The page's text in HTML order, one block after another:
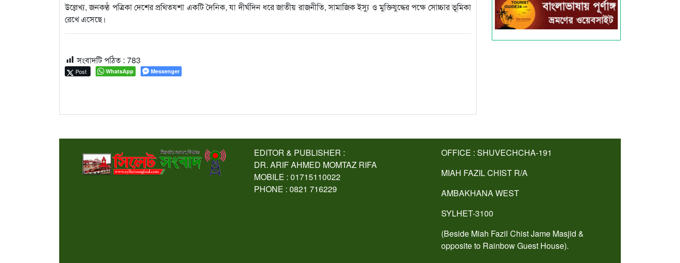
উল্লেখ্য, জনকণ্ঠ পত্রিকা দেশের প্রথিতযশা একটি দৈনিক, যা দীর্ঘদিন ধরে জাতীয় রাজনীতি, সামাজিক ইস্যু ও মুক্তিযুদ্ধের পক্ষে সোচ্চার ভূমিকা
রেখে এসেছে।
সংবাদটি পঠিত : 783
Post WhatsApp Messenger
EDITOR & PUBLISHER :
DR. ARIF AHMED MOMTAZ RIFA
MOBILE : 01715110022
PHONE : 0821 716229
OFFICE : SHUVECHCHA-191
MIAH FAZIL CHIST R/A
AMBAKHANA WEST
SYLHET-3100
(Beside Miah Fazil Chist Jame Masjid &
opposite to Rainbow Guest House).